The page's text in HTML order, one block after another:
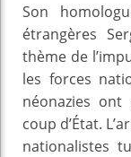
Son
étrangères
thème de
les forces
néonazies
coup d’État.
nationalistes